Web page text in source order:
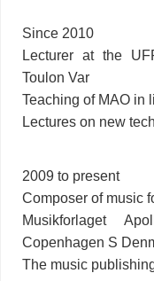
Since 2010
Lecturer at the
Toulon Var
Teaching of MAO in
Lectures on new
2009 to present
Composer of music
Musikforlaget
Copenhagen S
The music